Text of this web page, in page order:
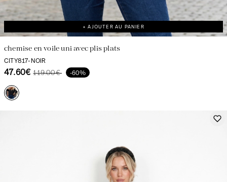
+ AJOUTER AU PANIER
chemise en voile uni avec plis plats
CITY817-NOIR
47.60€ 119.00€ -60%